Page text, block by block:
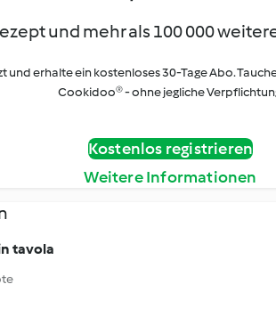
und mehr als 100 000
und erhalte ein kostenloses 30-Tage Abo.
Cookidoo® - ohne jegliche
Kostenlos registrieren
Weitere Informationen
tavola